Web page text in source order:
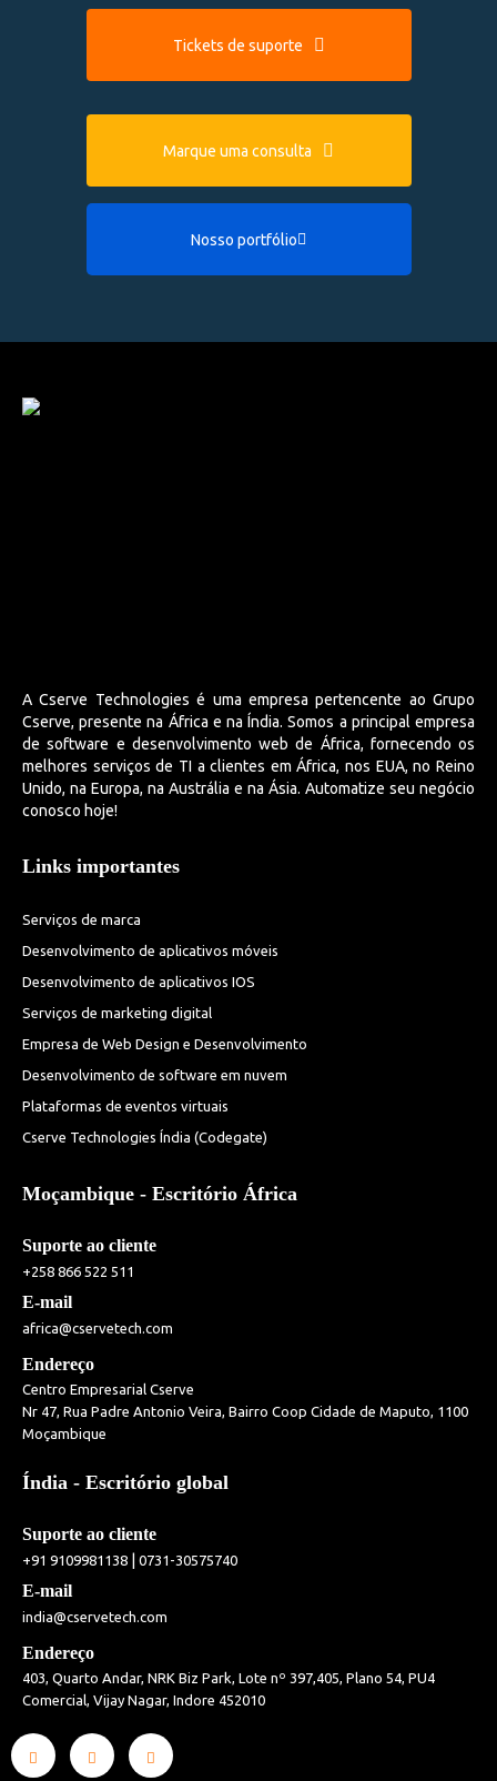
Tickets de suporte
Marque uma consulta
Nosso portfólio
A Cserve Technologies é uma empresa pertencente ao Grupo
Cserve, presente na África e na Índia. Somos a principal empresa
de software e desenvolvimento web de África, fornecendo os
melhores serviços de TI a clientes em África, nos EUA, no Reino
Unido, na Europa, na Austrália e na Ásia. Automatize seu negócio
conosco hoje!
Links importantes
Serviços de marca
Desenvolvimento de aplicativos móveis
Desenvolvimento de aplicativos IOS
Serviços de marketing digital
Empresa de Web Design e Desenvolvimento
Desenvolvimento de software em nuvem
Plataformas de eventos virtuais
Cserve Technologies Índia (Codegate)
Moçambique - Escritório África
Suporte ao cliente
+258 866 522 511
E-mail
africa@cservetech.com
Endereço
Centro Empresarial Cserve
Nr 47, Rua Padre Antonio Veira, Bairro Coop Cidade de Maputo, 1100
Moçambique
Índia - Escritório global
Suporte ao cliente
+91 9109981138 0731-30575740
E-mail
india@cservetech.com
Endereço
403, Quarto Andar, NRK Biz Park, Lote nº 397,405, Plano 54, PU4
Comercial, Vijay Nagar, Indore 452010